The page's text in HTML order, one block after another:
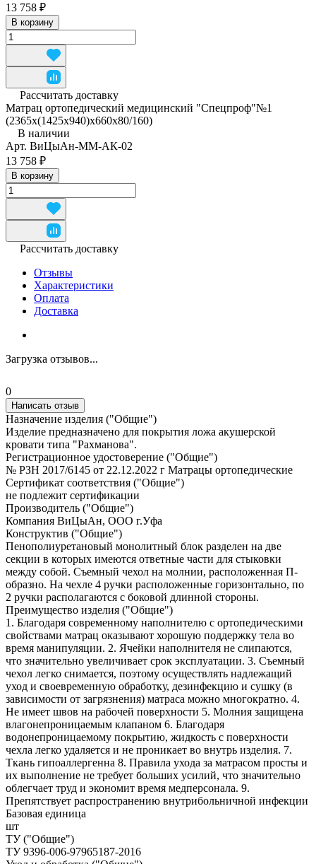
13 758 ₽
В корзину
Рассчитать доставку
Матрац ортопедический медицинский "Спецпроф"№1
(2365х(1425х940)х660х80/160)
В наличии
Арт. ВиЦыАн-ММ-АК-02
13 758 ₽
В корзину
Рассчитать доставку
Отзывы
Характеристики
Оплата
Доставка
Загрузка отзывов...
0
Написать отзыв
Назначение изделия ("Общие")
Изделие предназначено для покрытия ложа акушерской
кровати типа "Рахманова".
Регистрационное удостоверение ("Общие")
№ РЗН 2017/6145 от 22.12.2022 г Матрацы ортопедические
Сертификат соответствия ("Общие")
не подлежит сертификации
Производитель ("Общие")
Компания ВиЦыАн, ООО г.Уфа
Конструктив ("Общие")
Пенополиуретановый монолитный блок разделен на две
секции в которых имеются ответные части для стыковки
между собой. Съемный чехол на молнии, расположенная П-
образно. На чехле 4 ручки расположенные горизонтально, по
2 ручки располагаются с боковой длинной стороны.
Преимущество изделия ("Общие")
1. Благодаря современному наполнителю с ортопедическими
свойствами матрац оказывают хорошую поддержку тела во
время манипуляции. 2. Ячейки наполнителя не слипаются,
что значительно увеличивает срок эксплуатации. 3. Съемный
чехол легко снимается, поэтому осуществлять надлежащий
уход и своевременную обработку, дезинфекцию и сушку (в
зависимости от загрязнения) матраса можно многократно. 4.
Не имеет швов на рабочей поверхности 5. Молния защищена
влагонепроницаемым клапаном 6. Благодаря
водонепроницаемому покрытию, жидкость с поверхности
чехла легко удаляется и не проникает во внутрь изделия. 7.
Ткань гипоаллергенна 8. Правила ухода за матрасом просты и
их выполнение не требует больших усилий, что значительно
облегчает труд и экономит время медперсонала. 9.
Препятствует распространению внутрибольничной инфекции
Базовая единица
шт
ТУ ("Общие")
ТУ 9396-006-97965187-2016